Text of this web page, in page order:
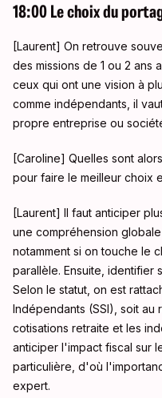
18:00 Le choix du
[Laurent] On retrouve
des missions de 1 ou 2 ans
ceux qui ont une vision à
comme indépendants, il
propre entreprise ou
[Caroline] Quelles sont
pour faire le meilleur choix
[Laurent] Il faut anticiper
une compréhension
notamment si on touche le
parallèle. Ensuite, identifier
Selon le statut, on est
Indépendants (SSI), soit au
cotisations retraite et les
anticiper l'impact fiscal sur
particulière, d'où
expert.